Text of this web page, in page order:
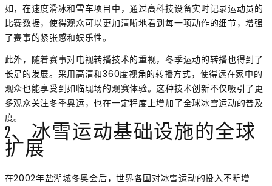
如，在速度滑冰和雪车项目中，通过高科技设备实时记录运动员的
比赛数据，使得观众可以更加清晰地看到每一项动作的细节，增强
了赛事的紧张感和娱乐性。
此外，随着赛事对电视转播技术的重视，冬季运动的转播也得到了
长足的发展。采用高清和360度视角的转播方式，使得远在家中的
观众也能享受到如临现场的观赛体验。这种技术创新不仅吸引了更
多观众关注冬季奥运，也在一定程度上增加了全球冰雪运动的普及
度。
2、冰雪运动基础设施的全球
扩展
在2002年盐湖城冬奥会后，世界各国对冰雪运动的投入不断增